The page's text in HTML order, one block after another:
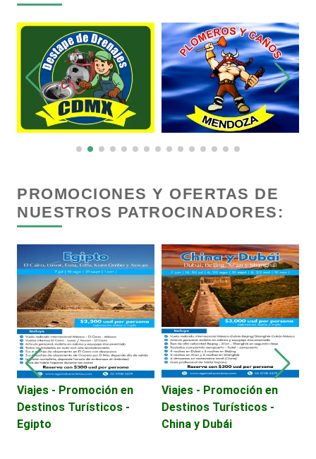
Carnicerías
Carpinterías
Centros Comerciales
Centros de Nutrición
Centros Turísticos
Cerrajerías
Cibercafés
Clínicas de Belleza
PROMOCIONES Y OFERTAS DE
NUESTROS PATROCINADORES:
Viajes - Promoción en
Destinos Turísticos -
Egipto
Viajes - Promoción en
Destinos Turísticos -
China y Dubái